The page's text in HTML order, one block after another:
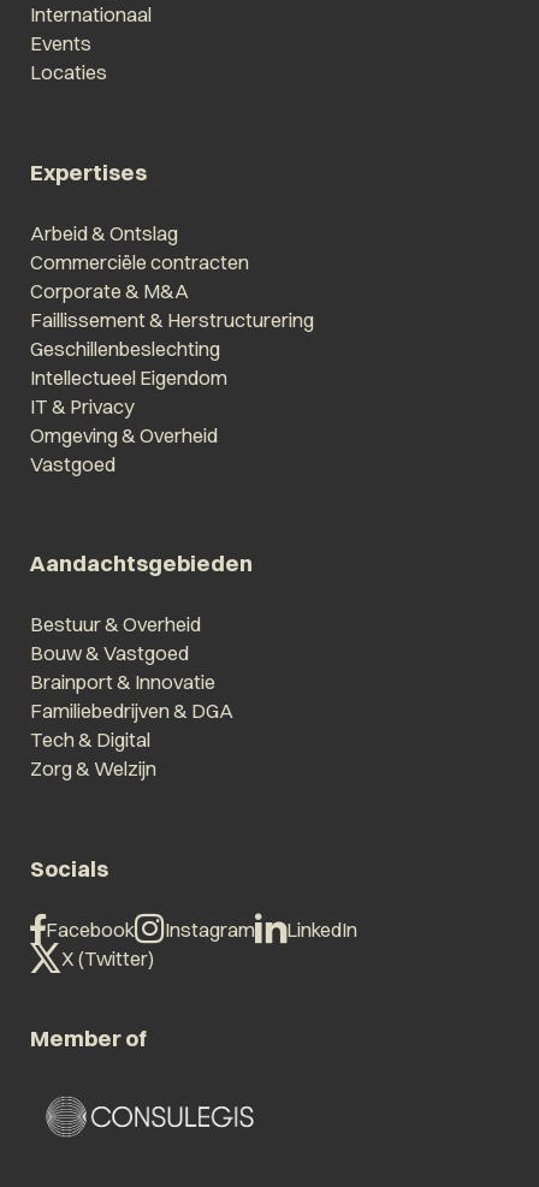
Internationaal
Events
Locaties
Expertises
Arbeid & Ontslag
Commerciële contracten
Corporate & M&A
Faillissement & Herstructurering
Geschillenbeslechting
Intellectueel Eigendom
IT & Privacy
Omgeving & Overheid
Vastgoed
Aandachtsgebieden
Bestuur & Overheid
Bouw & Vastgoed
Brainport & Innovatie
Familiebedrijven & DGA
Tech & Digital
Zorg & Welzijn
Socials
Facebook Instagram
LinkedIn
X (Twitter)
Member of